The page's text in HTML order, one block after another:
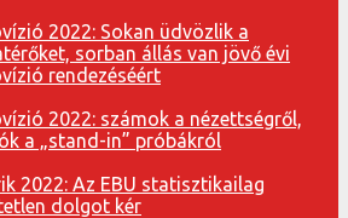
2022: Sokan üdvözlik a
sorban állás van jövő évi
rendezéséért
2022: számok a nézettségről,
a „stand-in” próbákról
2022: Az EBU statisztikailag
dolgot kér